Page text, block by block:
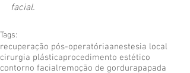
facial.
Tags:
recuperação pós-operatóriaanestesia local
cirurgia plásticaprocedimento estético
contorno facialremoção de gordurapapada